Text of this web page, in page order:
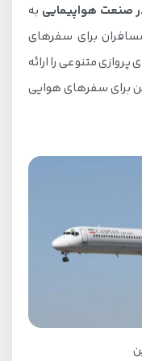
صنعت هواپیمایی به
برای سفرهای
متنوعی را ارائه
برای سفرهای هوایی